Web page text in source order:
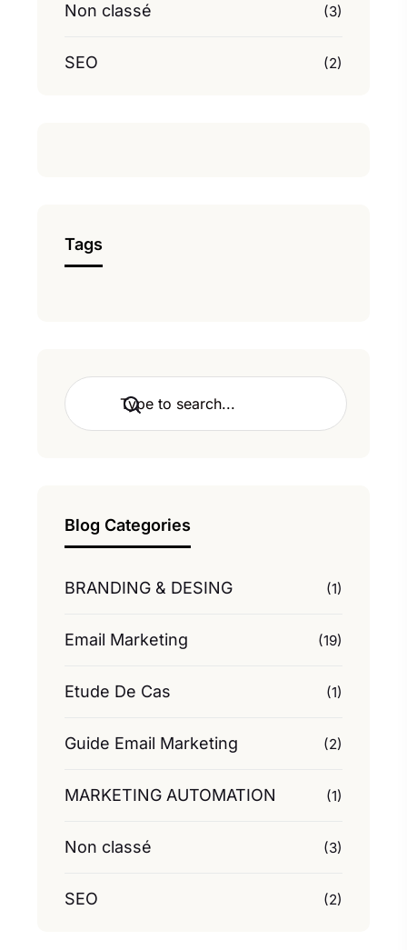
Non classé (3)
SEO (2)
Tags
Rechercher
Blog Categories
BRANDING & DESING (1)
Email Marketing (19)
Etude De Cas (1)
Guide Email Marketing (2)
MARKETING AUTOMATION (1)
Non classé (3)
SEO (2)